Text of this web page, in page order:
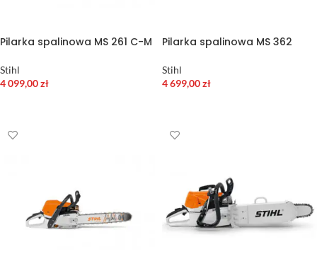
Pilarka spalinowa MS 261 C-M
Stihl
4 099,00zł
Pilarka spalinowa MS 362
Stihl
4 699,00zł